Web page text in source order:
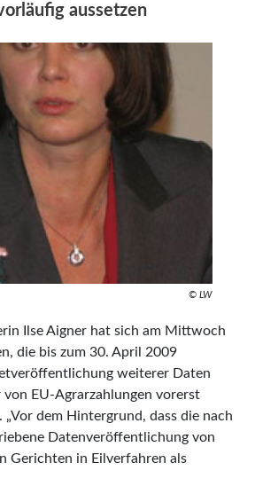
aussetzen
© LW
Ilse Aigner hat sich am Mittwoch
die bis zum 30. April 2009
weiterer Daten
von EU-Agrarzahlungen vorerst
dem Hintergrund, dass die nach
Datenveröffentlichung von
Gerichten in Eilverfahren als